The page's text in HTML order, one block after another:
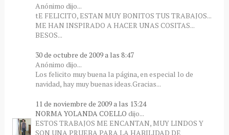
Anónimo dijo...
tE FELICITO, ESTAN MUY BONITOS TUS TRABAJOS...
ME HAN INSPIRADO A HACER UNAS COSITAS...
BESOS...
30 de octubre de 2009 a las 8:47
Anónimo dijo...
Los felicito muy buena la página, en especial lo de
navidad, hay muy buenas ideas.Gracias...
11 de noviembre de 2009 a las 13:24
NORMA YOLANDA COELLO dijo...
ESTOS TRABAJOS ME ENCANTAN, MUY LINDOS Y
SON UNA PRUEBA PARA LA HABILIDAD DE